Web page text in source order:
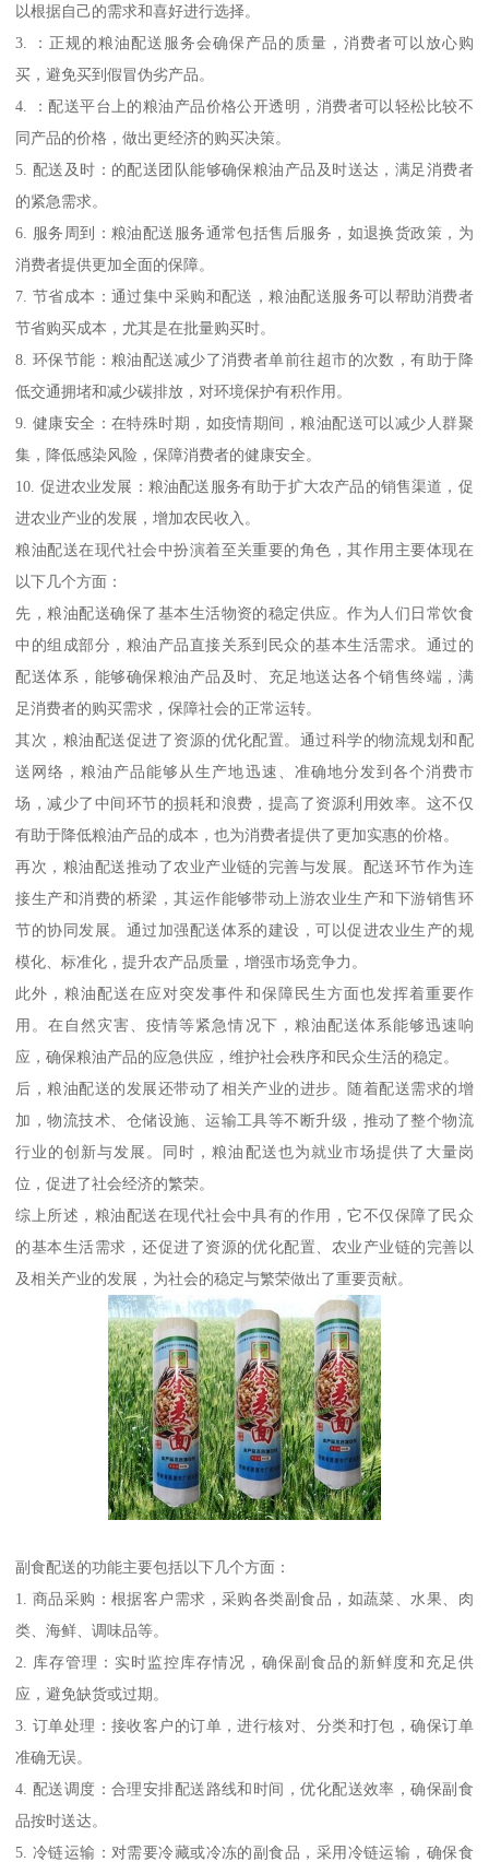
以根据自己的需求和喜好进行选择。
3. ：正规的粮油配送服务会确保产品的质量，消费者可以放心购
买，避免买到假冒伪劣产品。
4. ：配送平台上的粮油产品价格公开透明，消费者可以轻松比较不
同产品的价格，做出更经济的购买决策。
5. 配送及时：的配送团队能够确保粮油产品及时送达，满足消费者
的紧急需求。
6. 服务周到：粮油配送服务通常包括售后服务，如退换货政策，为
消费者提供更加全面的保障。
7. 节省成本：通过集中采购和配送，粮油配送服务可以帮助消费者
节省购买成本，尤其是在批量购买时。
8. 环保节能：粮油配送减少了消费者单前往超市的次数，有助于降
低交通拥堵和减少碳排放，对环境保护有积作用。
9. 健康安全：在特殊时期，如疫情期间，粮油配送可以减少人群聚
集，降低感染风险，保障消费者的健康安全。
10. 促进农业发展：粮油配送服务有助于扩大农产品的销售渠道，促
进农业产业的发展，增加农民收入。
粮油配送在现代社会中扮演着至关重要的角色，其作用主要体现在
以下几个方面：
先，粮油配送确保了基本生活物资的稳定供应。作为人们日常饮食
中的组成部分，粮油产品直接关系到民众的基本生活需求。通过的
配送体系，能够确保粮油产品及时、充足地送达各个销售终端，满
足消费者的购买需求，保障社会的正常运转。
其次，粮油配送促进了资源的优化配置。通过科学的物流规划和配
送网络，粮油产品能够从生产地迅速、准确地分发到各个消费市
场，减少了中间环节的损耗和浪费，提高了资源利用效率。这不仅
有助于降低粮油产品的成本，也为消费者提供了更加实惠的价格。
再次，粮油配送推动了农业产业链的完善与发展。配送环节作为连
接生产和消费的桥梁，其运作能够带动上游农业生产和下游销售环
节的协同发展。通过加强配送体系的建设，可以促进农业生产的规
模化、标准化，提升农产品质量，增强市场竞争力。
此外，粮油配送在应对突发事件和保障民生方面也发挥着重要作
用。在自然灾害、疫情等紧急情况下，粮油配送体系能够迅速响
应，确保粮油产品的应急供应，维护社会秩序和民众生活的稳定。
后，粮油配送的发展还带动了相关产业的进步。随着配送需求的增
加，物流技术、仓储设施、运输工具等不断升级，推动了整个物流
行业的创新与发展。同时，粮油配送也为就业市场提供了大量岗
位，促进了社会经济的繁荣。
综上所述，粮油配送在现代社会中具有的作用，它不仅保障了民众
的基本生活需求，还促进了资源的优化配置、农业产业链的完善以
及相关产业的发展，为社会的稳定与繁荣做出了重要贡献。
副食配送的功能主要包括以下几个方面：
1. 商品采购：根据客户需求，采购各类副食品，如蔬菜、水果、肉
类、海鲜、调味品等。
2. 库存管理：实时监控库存情况，确保副食品的新鲜度和充足供
应，避免缺货或过期。
3. 订单处理：接收客户的订单，进行核对、分类和打包，确保订单
准确无误。
4. 配送调度：合理安排配送路线和时间，优化配送效率，确保副食
品按时送达。
5. 冷链运输：对需要冷藏或冷冻的副食品，采用冷链运输，确保食